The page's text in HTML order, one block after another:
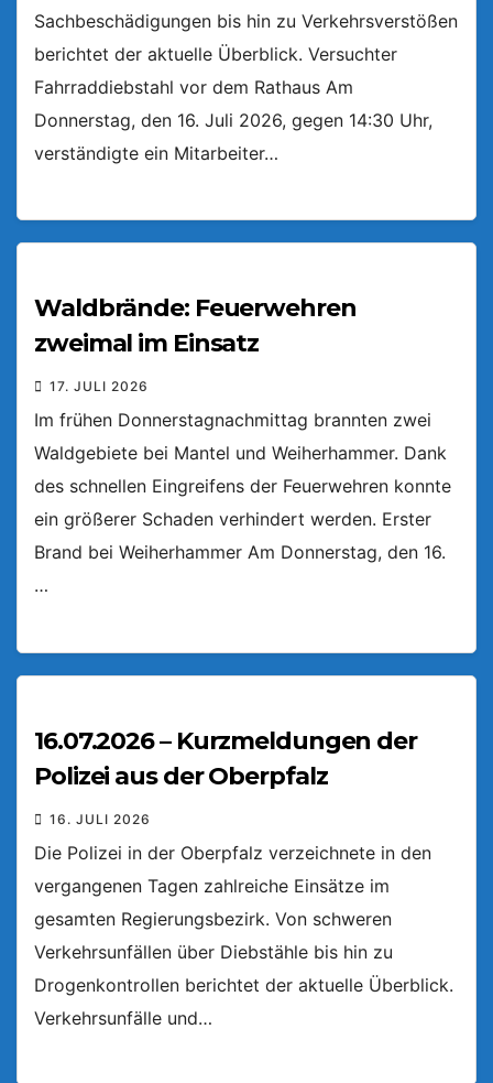
Sachbeschädigungen bis hin zu Verkehrsverstößen
berichtet der aktuelle Überblick. Versuchter
Fahrraddiebstahl vor dem Rathaus Am
Donnerstag, den 16. Juli 2026, gegen 14:30 Uhr,
verständigte ein Mitarbeiter…
Waldbrände: Feuerwehren
zweimal im Einsatz
17. JULI 2026
Im frühen Donnerstagnachmittag brannten zwei
Waldgebiete bei Mantel und Weiherhammer. Dank
des schnellen Eingreifens der Feuerwehren konnte
ein größerer Schaden verhindert werden. Erster
Brand bei Weiherhammer Am Donnerstag, den 16.
…
16.07.2026 – Kurzmeldungen der
Polizei aus der Oberpfalz
16. JULI 2026
Die Polizei in der Oberpfalz verzeichnete in den
vergangenen Tagen zahlreiche Einsätze im
gesamten Regierungsbezirk. Von schweren
Verkehrsunfällen über Diebstähle bis hin zu
Drogenkontrollen berichtet der aktuelle Überblick.
Verkehrsunfälle und…